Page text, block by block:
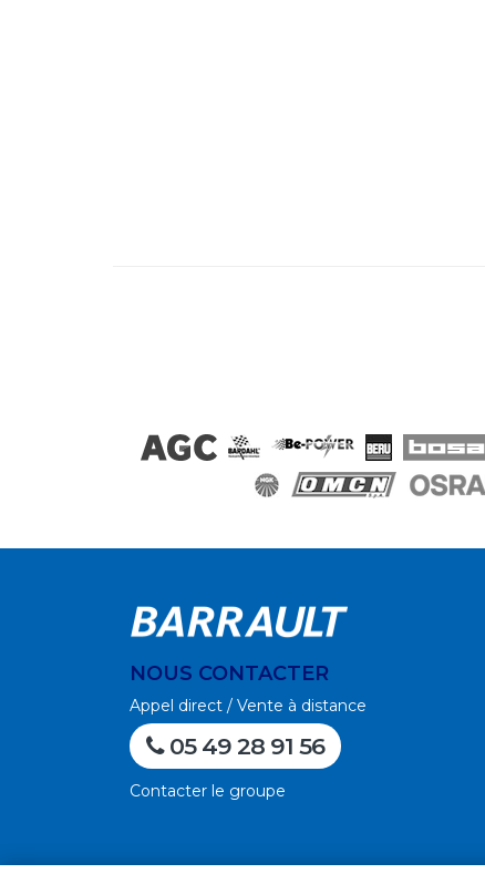
NOUS CONTACTER
Appel direct / Vente à distance
05 49 28 91 56
Contacter le groupe